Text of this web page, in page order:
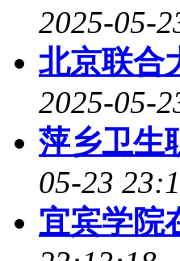
2025-05-
北京联合
2025-05-
萍乡卫生
05-23
宜宾学院